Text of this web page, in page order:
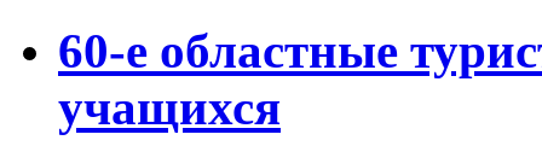
60-е областные
учащихся